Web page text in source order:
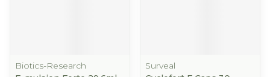
Biotics-Research
Surveal